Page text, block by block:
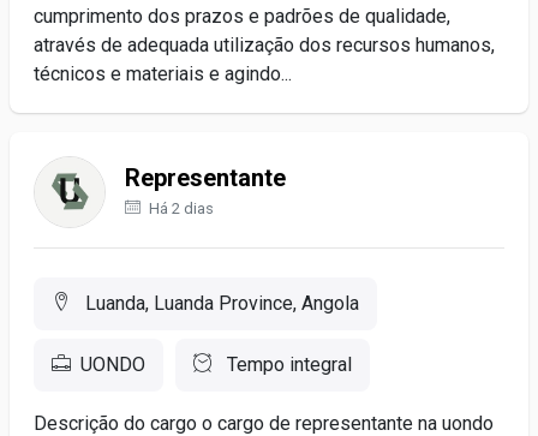
cumprimento dos prazos e padrões de qualidade,
através de adequada utilização dos recursos humanos,
técnicos e materiais e agindo...
Representante
Há 2 dias
Luanda, Luanda Province, Angola
UONDO Tempo integral
Descrição do cargo o cargo de representante na uondo